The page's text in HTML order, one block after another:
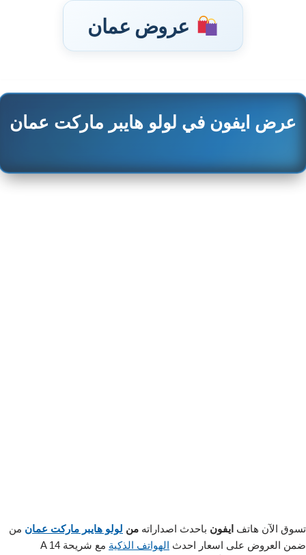
عروض عمان
إلى
عرض ايفون في لولو هايبر ماركت عمان
تسوق الآن هاتف ايفون باحدث اصداراته من لولو هايبر ماركت عمان من
ضمن العروض على اسعار احدث الهواتف الذكية
مع شريحة A 14